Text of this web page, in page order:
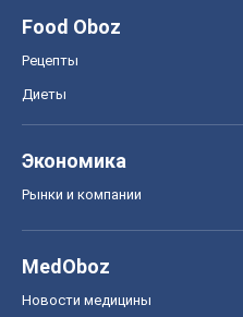
Food Oboz
Рецепты
Диеты
Экономика
Рынки и компании
MedOboz
Новости медицины